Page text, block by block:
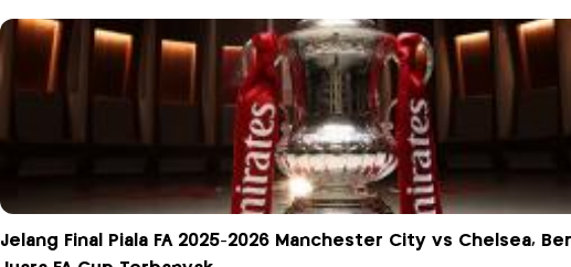
Jelang Final Piala FA 2025-2026 Manchester City vs Chelsea,